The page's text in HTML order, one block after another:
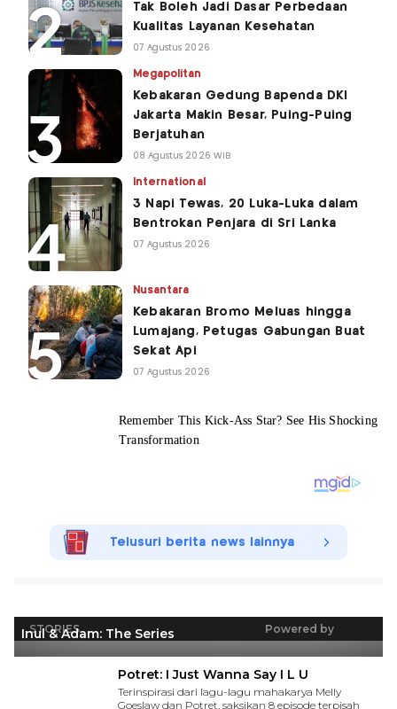
Kementerian HAM Tegaskan BPJS
Tak Boleh Jadi Dasar Perbedaan
Kualitas Layanan Kesehatan
07 Agustus 2026
Megapolitan
Kebakaran Gedung Bapenda DKI
Jakarta Makin Besar, Puing-Puing
Berjatuhan
08 Agustus 2026 WIB
International
3 Napi Tewas, 20 Luka-Luka dalam
Bentrokan Penjara di Sri Lanka
Nusantara
Kebakaran Bromo Meluas hingga
Lumajang, Petugas Gabungan Buat
Sekat Api